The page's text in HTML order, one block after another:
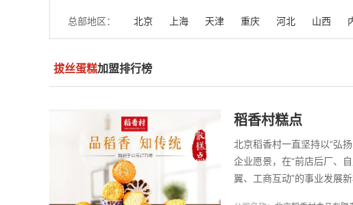
总部地区： 北京 上海 天津 重庆 河北 山西
湖南
广东 广西 海南 四川 贵州
拔丝蛋糕加盟排行榜
稻香村糕点
北京稻香村一直坚持以“弘
企业愿景，在“前店后厂、
翼、工商互动”的事业发展